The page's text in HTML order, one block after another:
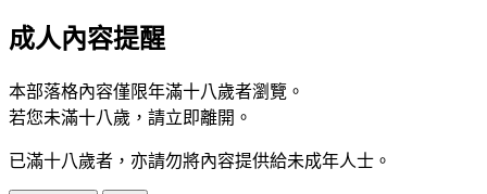
成人內容提醒
本部落格內容僅限年滿十八歲者瀏覽。
若您未滿十八歲，請立即離開。
已滿十八歲者，亦請勿將內容提供給未成年人士。